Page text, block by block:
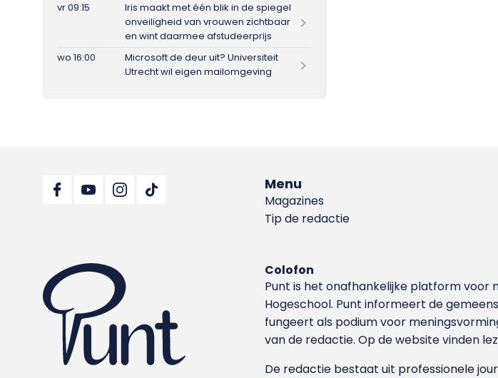
vr 09:15
Iris maakt met één blik in de spiegel
onveiligheid van vrouwen zichtbaar
en wint daarmee afstudeerprijs
wo 16:00
Microsoft de deur uit? Universiteit
Utrecht wil eigen mailomgeving
Menu
Magazines
Tip de redactie
Colofon
Punt is het onafhankelijke platform voor
Hoge­school. Punt informeert de
fungeert als podium voor
van de redactie. Op de website vinden
De redactie bestaat uit professionele